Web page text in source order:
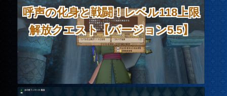
呼声の化身と戦闘！レベル118上限
解放クエスト【バージョン5.5】